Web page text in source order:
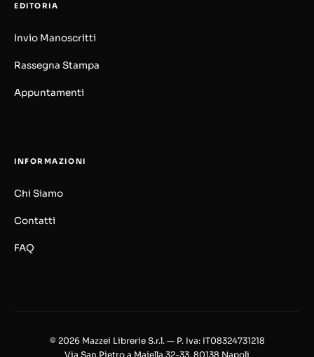
EDITORIA
Invio Manoscritti
Rassegna Stampa
Appuntamenti
INFORMAZIONI
Chi Siamo
Contatti
FAQ
© 2026 Mazzei Librerie S.r.l. — P. Iva: IT08324731218
Via San Pietro a Majella 32-33, 80138 Napoli